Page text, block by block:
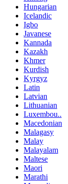
Hungarian
Icelandic
Igbo
Javanese
Kannada
Kazakh
Khmer
Kurdish
Kyrgyz
Latin
Latvian
Lithuanian
Luxembou..
Macedonian
Malagasy
Malay
Malayalam
Maltese
Maori
Marathi